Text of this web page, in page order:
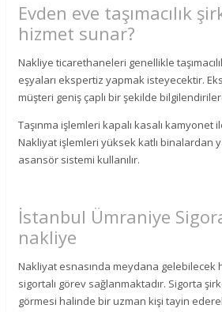
Evden eve taşımacılık
hizmet sunar?
Nakliye ticarethaneleri genellikle
eşyaları ekspertiz yapmak isteyecektir.
müşteri geniş çaplı bir şekilde
Taşınma işlemleri kapalı kasalı kamyonet
Nakliyat işlemleri yüksek katlı binalardan
asansör sistemi kullanılır.
İstanbul Ümraniye
nakliye
Nakliyat esnasında meydana gelebilecek
sigortalı görev sağlanmaktadır. Sigorta
görmesi halinde bir uzman kişi tayin